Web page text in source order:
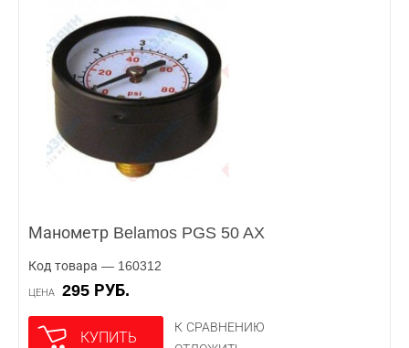
Манометр Belamos PGS 50 AX
Код товара — 160312
ЦЕНА 295 РУБ.
КУПИТЬ
К СРАВНЕНИЮ